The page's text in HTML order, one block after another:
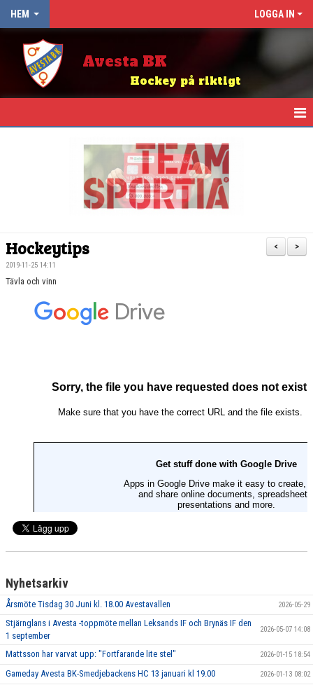
HEM LOGGA IN
Avesta BK
Hockey på riktigt
ABK BINGO
BILDGALLERI
LIVESTREAMA AVESTA BKS MATCHER
BEMANNING A-LAGET SÄSONGEN 25/26
ABK SPONSORGOLF
>
<
Hockeytips
2019-11-25 14:11
Tävla och vinn
Nyhetsarkiv
Årsmöte Tisdag 30 Juni kl. 18.00 Avestavallen 2026-05-29
Stjärnglans i Avesta -toppmöte mellan Leksands IF och Brynäs IF den
1 september
2026-05-07 14:08
Mattsson har varvat upp: "Fortfarande lite stel" 2026-01-15 18:54
Gameday Avesta BK-Smedjebackens HC 13 januari kl 19.00 2026-01-13 08:02